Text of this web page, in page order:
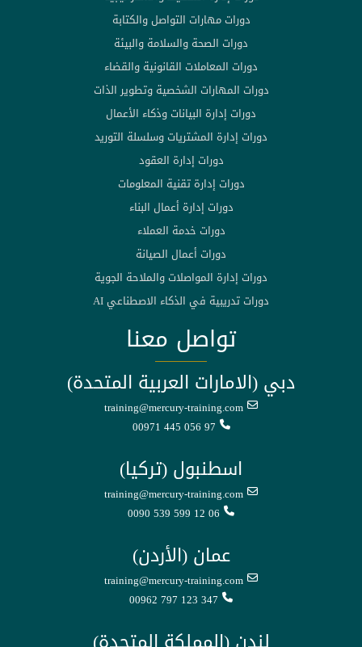
دورات مهارات التواصل والكتابة
دورات الصحة والسلامة والبيئة
دورات المعاملات القانونية والقضاء
دورات المهارات الشخصية وتطوير الذات
دورات إدارة البيانات وذكاء الأعمال
دورات إدارة المشتريات وسلسلة التوريد
دورات إدارة العقود
دورات إدارة تقنية المعلومات
دورات إدارة أعمال البناء
دورات خدمة العملاء
دورات أعمال الصيانة
دورات إدارة المواصلات والملاحة الجوية
دورات تدريبية في الذكاء الاصطناعي AI
تواصل معنا
دبي (الامارات العربية المتحدة)
training@mercury-training.com
00971 445 056 97
اسطنبول (تركيا)
training@mercury-training.com
0090 539 599 12 06
عمان (الأردن)
training@mercury-training.com
00962 797 123 347